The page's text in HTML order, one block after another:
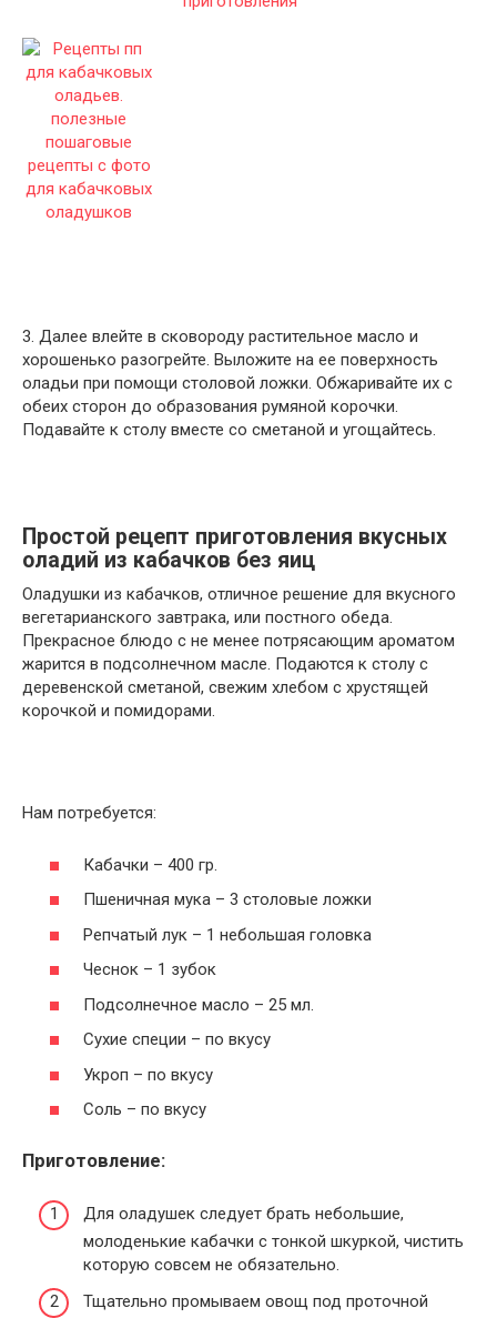
3. Далее влейте в сковороду растительное масло и
хорошенько разогрейте. Выложите на ее поверхность
оладьи при помощи столовой ложки. Обжаривайте их с
обеих сторон до образования румяной корочки.
Подавайте к столу вместе со сметаной и угощайтесь.
Простой рецепт приготовления вкусных
оладий из кабачков без яиц
Оладушки из кабачков, отличное решение для вкусного
вегетарианского завтрака, или постного обеда.
Прекрасное блюдо с не менее потрясающим ароматом
жарится в подсолнечном масле. Подаются к столу с
деревенской сметаной, свежим хлебом с хрустящей
корочкой и помидорами.
Нам потребуется:
Кабачки – 400 гр.
Пшеничная мука – 3 столовые ложки
Репчатый лук – 1 небольшая головка
Чеснок – 1 зубок
Подсолнечное масло – 25 мл.
Сухие специи – по вкусу
Укроп – по вкусу
Соль – по вкусу
Приготовление:
Для оладушек следует брать небольшие,
молоденькие кабачки с тонкой шкуркой, чистить
которую совсем не обязательно.
Тщательно промываем овощ под проточной